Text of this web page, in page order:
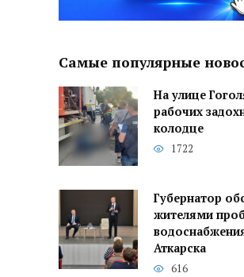
Самые популярные
На улице
рабочих
колодце
1722
Губернатор
жителями
Аткарска
616